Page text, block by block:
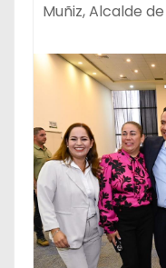
Muñiz, Alcalde